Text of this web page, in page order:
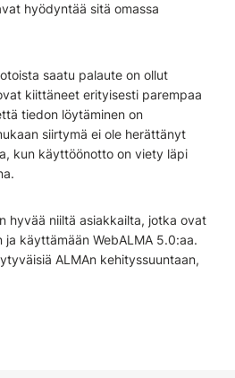
hyödyntää sitä omassa
saatu palaute on ollut
kiittäneet erityisesti parempaa
tiedon löytäminen on
siirtymä ei ole herättänyt
kun käyttöönotto on viety läpi
hyvää niiltä asiakkailta, jotka ovat
ja käyttämään WebALMA 5.0:aa.
ALMAn kehityssuuntaan,